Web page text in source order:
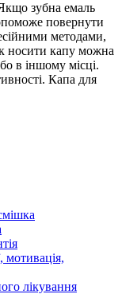
зубна емаль
повернути
методами,
носити капу можна
в іншому місці.
Капа для
мотивація,
лікування